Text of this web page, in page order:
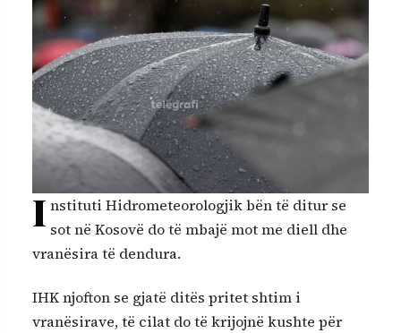
Instituti Hidrometeorologjik bën të ditur se
sot në Kosovë do të mbajë mot me diell dhe
vranësira të dendura.
IHK njofton se gjatë ditës pritet shtim i
vranësirave, të cilat do të krijojnë kushte për